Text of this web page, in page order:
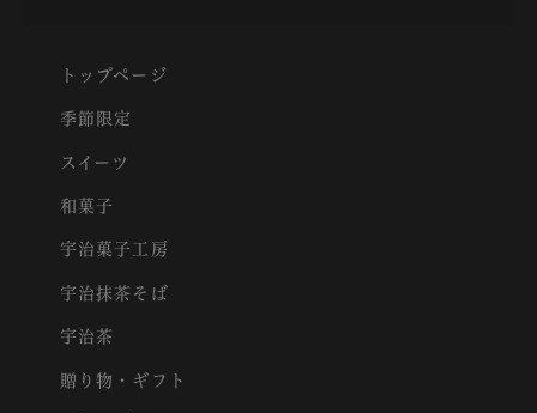
トップページ
季節限定
スイーツ
和菓子
宇治菓子工房
宇治抹茶そば
宇治茶
贈り物・ギフト